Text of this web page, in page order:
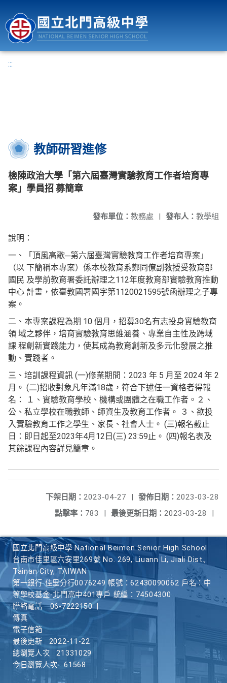
:::
教師研習進修
檢陳政治大學「第六屆臺灣實驗教育工作者培育專
案」學員招 募簡章
發布人： 教學組
發布單位： 教務處 |
說明：
一、「頂風高歌─第六屆臺灣實驗教育工作者培育專案」
（以 下簡稱本專案）係本校教育系鄭同僚副教授受教育部
國民 及學前教育署委託辦理之112年度教育部實驗教育推動
中心 計畫，依臺教國署國字第1120021595號函辦理之子專
案。
二、本專案課程為期 10 個月，招募30名有志投身實驗教育
領 域之夥伴，培育實驗教育思維涵養、專業自主性及跨域
課 程創新實踐能力，使其成為教育創新及多元化發展之推
動、實踐者。
三、培訓課程資訊 (一)修業期間：2023 年 5 月至 2024 年 2
月。 (二)招收對象凡年滿18歲，符合下述任一資格者得報
名： １、實驗教育學校、機構或團體之在職工作者。２、
公、私立學校在職教師、師資生及教育工作者。 ３、欲投
入實驗教育工作之學生、家長、社會人士。 (三)報名截止
日：即日起至2023年4月12日(三) 23:59止。 (四)報名表及
其餘課程內容詳見簡章。
發佈日期： 2023-03-28
下架日期： 2023-04-27
|
最後更新日期： 2023-03-28 |
點擊率： 783 |
國立北門高級中學 National Beimen Senior High School
台南市佳里區六安里269號 No. 269, Liuann Li, Jiali Dist.,
Tainan City, TAIWAN
第一銀行 佳里分行0076249 帳號：62430090062 戶名：中
等學校基金-北門高中401專戶 統編：74504300
聯絡電話
06-7222150
傳真
電子信箱
最後更新
2022-11-22
總瀏覽人次
21331029
今日瀏覽人次
61568